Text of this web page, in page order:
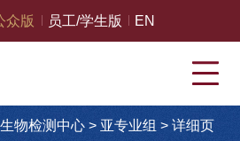
众版 员工/学生版 EN
物检测中心> 亚专业组 > 详细页